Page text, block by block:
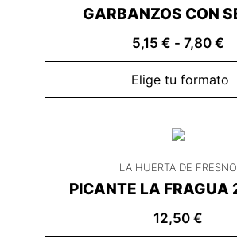
GARBANZOS CON
5,15 € - 7,80 €
Elige tu formato
LA HUERTA DE FRESNO
PICANTE LA FRAGUA
12,50 €